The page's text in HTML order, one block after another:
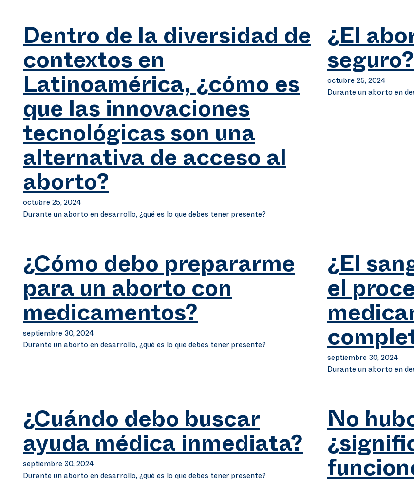
Dentro de la diversidad de
contextos en
Latinoamérica, ¿cómo es
que las innovaciones
tecnológicas son una
alternativa de acceso al
aborto?
octubre 25, 2024
Durante un aborto en desarrollo, ¿qué es lo que debes tener presente?
¿El
seguro?
octubre 25, 2024
Durante un aborto en
¿Cómo debo prepararme
para un aborto con
medicamentos?
septiembre 30, 2024
Durante un aborto en desarrollo, ¿qué es lo que debes tener presente?
¿El
el
septiembre 30, 2024
Durante un aborto en
¿Cuándo debo buscar
ayuda médica inmediata?
septiembre 30, 2024
Durante un aborto en desarrollo, ¿qué es lo que debes tener presente?
No